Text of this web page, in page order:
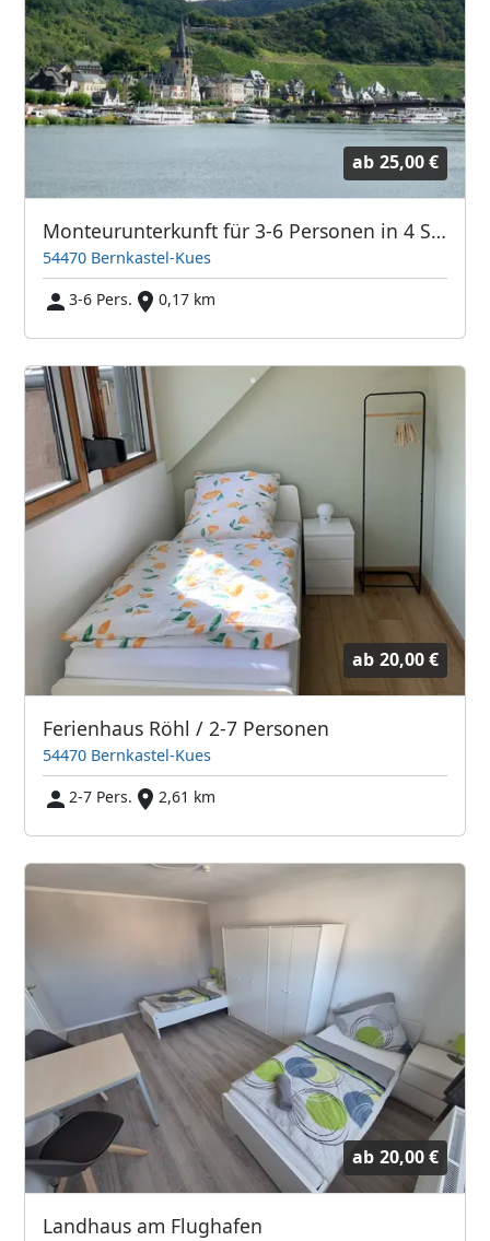
ab 25,00 €
Monteurunterkunft für 3-6 Personen in 4 Schlafzimmern
54470 Bernkastel-Kues
3-6 Pers.
0,17 km
ab 20,00 €
Ferienhaus Röhl / 2-7 Personen
54470 Bernkastel-Kues
2-7 Pers.
2,61 km
ab 20,00 €
Landhaus am Flughafen